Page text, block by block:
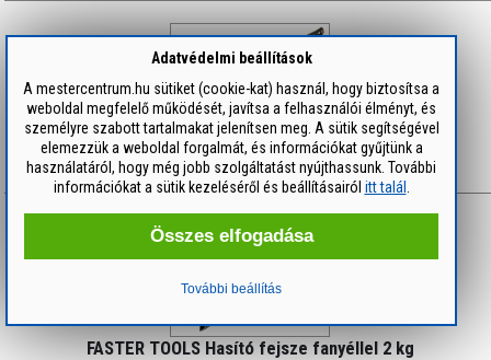
Adatvédelmi beállítások
A mestercentrum.hu sütiket (cookie-kat) használ, hogy biztosítsa a
weboldal megfelelő működését, javítsa a felhasználói élményt, és
személyre szabott tartalmakat jelenítsen meg. A sütik segítségével
elemezzük a weboldal forgalmát, és információkat gyűjtünk a
használatáról, hogy még jobb szolgáltatást nyújthassunk. További
információkat a sütik kezeléséről és beállításairól itt talál
Összes elfogadása
További beállítás
FASTER TOOLS Balta üvegszálas nyéllel 1,5 kg
7 130 Ft/ db
FASTER TOOLS Hasító fejsze fanyéllel 2 kg